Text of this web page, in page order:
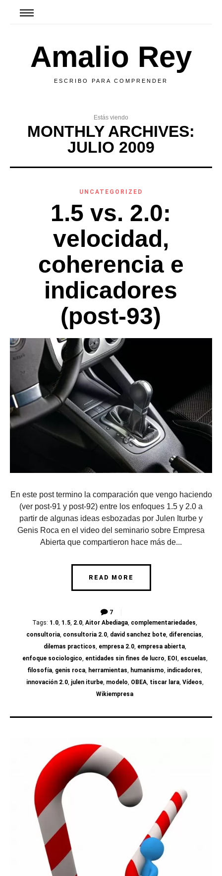
Amalio Rey
ESCRIBO PARA COMPRENDER
Estás viendo
MONTHLY ARCHIVES:
JULIO 2009
UNCATEGORIZED
1.5 vs. 2.0:
velocidad,
coherencia e
indicadores
(post-93)
En este post termino la comparación que vengo haciendo
(ver post-91 y post-92) entre los enfoques 1.5 y 2.0 a
partir de algunas ideas esbozadas por Julen Iturbe y
Genis Roca en el video del seminario sobre Empresa
Abierta que compartieron hace más de...
READ MORE
7
Tags: 1.0, 1.5, 2.0, Aitor Abediaga, complementariedades,
consultoria, consultoria 2.0, david sanchez bote, diferencias,
dilemas practicos, empresa 2.0, empresa abierta,
enfoque sociologico, entidades sin fines de lucro, EOI , escuelas,
filosofía, genis roca, herramientas, humanismo, indicadores,
innovación 2.0, julen iturbe, modelo, OBEA, tiscar lara, Vídeos,
Wikiempresa